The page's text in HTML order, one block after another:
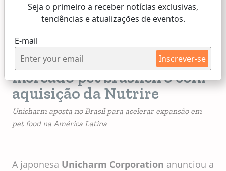
Seja o primeiro a receber notícias exclusivas,
tendências e atualizações de eventos.
E-mail
Inscrever-se
2 min reading
Quinta-feira, 04 of Junho, 2026
Gigante japonesa entra no
mercado pet brasileiro com
aquisição da Nutrire
Unicharm aposta no Brasil para acelerar expansão em
pet food na América Latina
A japonesa Unicharm Corporation anunciou a